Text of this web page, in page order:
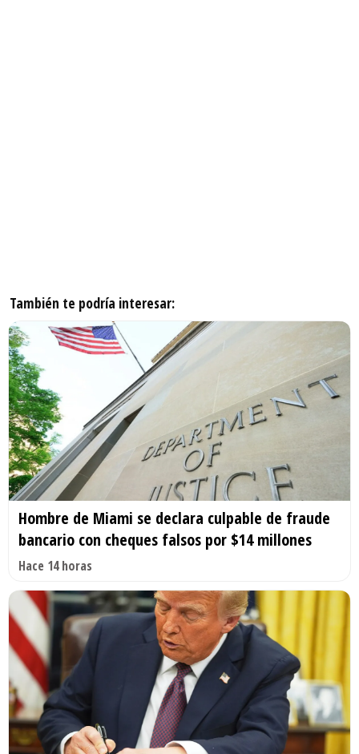
También te podría interesar:
Hombre de Miami se declara culpable de fraude
bancario con cheques falsos por $14 millones
Hace 14 horas